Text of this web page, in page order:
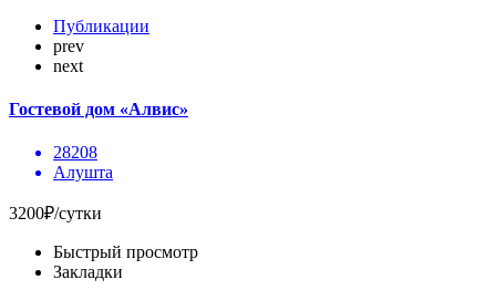
Публикации
prev
next
Гостевой дом «Алвис»
28208
Алушта
3200₽/сутки
Быстрый просмотр
Закладки